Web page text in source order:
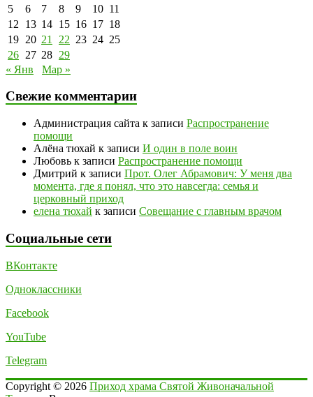
5
6 7 8 9 10 11
12
13 14 15 16 17 18
19 20 21 22 23 24 25
26 27 28 29
« Янв
Мар »
Свежие комментарии
Администрация сайта к записи Распространение
помощи
Алёна тюхай к записи И один в поле воин
Любовь к записи Распространение помощи
Дмитрий к записи Прот. Олег Абрамович: У меня два
момента, где я понял, что это навсегда: семья и
церковный приход
елена тюхай к записи Совещание с главным врачом
Социальные сети
ВКонтакте
Одноклассники
Facebook
YouTube
Telegram
Copyright © 2026 Приход храма Святой Живоначальной